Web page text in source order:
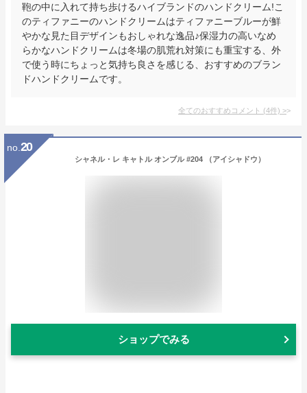
鞄の中に入れて持ち歩けるハイブランドのハンドクリーム!こ
のティファニーのハンドクリームはティファニーブルーが鮮
やかな見た目デザインもおしゃれな逸品♪保湿力の高いなめ
らかなハンドクリームは冬場の肌荒れ対策にも重宝する、外
で使う時にちょっと気持ち良さを感じる、おすすめのブラン
ドハンドクリームです。
全てのおすすめコメント (4件) >
no. 20
シャネル・レ キャトル オンブル #204 （アイシャドウ）
ショップでみる